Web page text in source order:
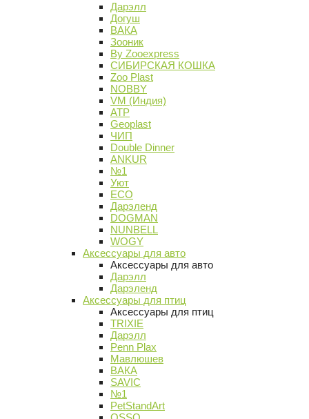
Дарэлл
Догуш
ВАКА
Зооник
By Zooexpress
СИБИРСКАЯ КОШКА
Zoo Plast
NOBBY
VM (Индия)
АТР
Geoplast
ЧИП
Double Dinner
ANKUR
№1
Уют
ECO
Дарэленд
DOGMAN
NUNBELL
WOGY
Аксессуары для авто
Аксессуары для авто
Дарэлл
Дарэленд
Аксессуары для птиц
Аксессуары для птиц
TRIXIE
Дарэлл
Penn Plax
Мавлюшев
ВАКА
SAVIC
№1
PetStandArt